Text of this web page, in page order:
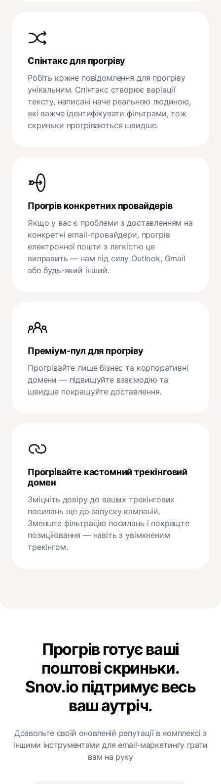
Спінтакс для прогріву
Робіть кожне повідомлення для прогріву
унікальним. Спінтакс створює варіації
тексту, написані наче реальною людиною,
які важче ідентифікувати фільтрами, тож
скриньки прогріваються швидше.
Прогрів конкретних провайдерів
Якщо у вас є проблеми з доставленням на
конкретні email-провайдери, прогрів
електронної пошти з легкістю це
виправить — нам під силу Outlook, Gmail
або будь-який інший.
Преміум-пул для прогріву
Прогрівайте лише бізнес та корпоративні
домени — підвищуйте взаємодію та
швидше покращуйте доставлення.
Прогрівайте кастомний трекінговий
домен
Зміцніть довіру до ваших трекінгових
посилань ще до запуску кампаній.
Зменште фільтрацію посилань і покращте
позиціювання — навіть з увімкненим
трекінгом.
Прогрів готує ваші
поштові скриньки.
Snov.io підтримує весь
ваш аутріч.
Дозвольте своїй оновленій репутації в комплексі з
іншими інструментами для email-маркетингу грати
вам на руку